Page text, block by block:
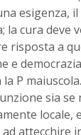
esigenza,
la cura deve
risposta a
e
P
sia se
locale,
attecchire